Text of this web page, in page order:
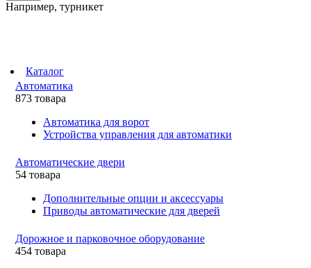
Например, турникет
Каталог
Автоматика
873 товара
Автоматика для ворот
Устройства управления для автоматики
Автоматические двери
54 товара
Дополнительные опции и аксессуары
Приводы автоматические для дверей
Дорожное и парковочное оборудование
454 товара